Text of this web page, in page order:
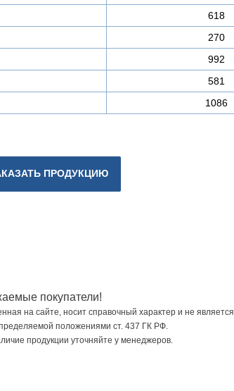
618
270
992
581
1086
ПРОДУКЦИЮ
покупатели!
на сайте, носит справочный характер и не является
положениями ст. 437 ГК РФ.
продукции уточняйте у менеджеров.